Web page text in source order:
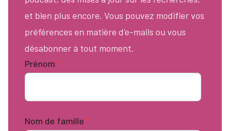
et bien plus encore. Vous pouvez modifier vos
préférences en matière d'e-mails ou vous
désabonner à tout moment.
Prénom*
Nom de famille *